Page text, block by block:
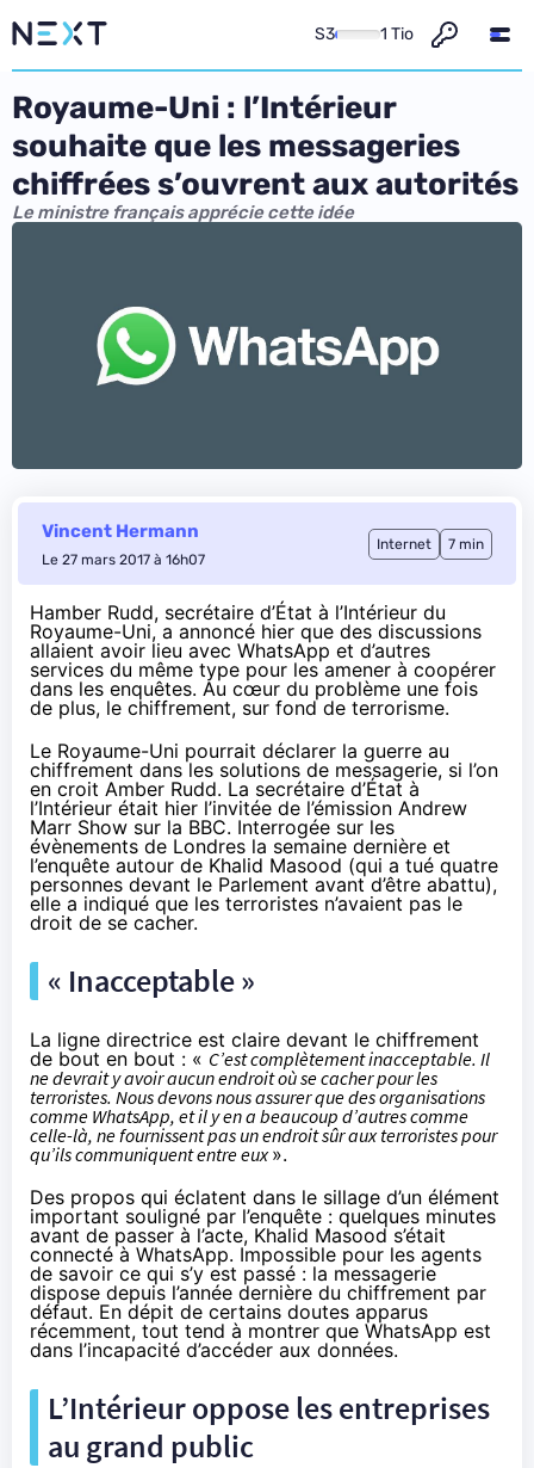
S3 1 Tio
Royaume-Uni : l’Intérieur
souhaite que les messageries
chiffrées s’ouvrent aux autorités
Le ministre français apprécie cette idée
Vincent Hermann
Le 27 mars 2017 à 16h07
Internet 7 min
Hamber Rudd, secrétaire d’État à l’Intérieur du
Royaume-Uni, a annoncé hier que des discussions
allaient avoir lieu avec WhatsApp et d’autres
services du même type pour les amener à coopérer
dans les enquêtes. Au cœur du problème une fois
de plus, le chiffrement, sur fond de terrorisme.
Le Royaume-Uni pourrait déclarer la guerre au
chiffrement dans les solutions de messagerie, si l’on
en croit Amber Rudd. La secrétaire d’État à
l’Intérieur était hier l’invitée de l’émission Andrew
Marr Show sur la BBC. Interrogée sur les
évènements de Londres la semaine dernière et
l’enquête autour de Khalid Masood (qui a tué quatre
personnes devant le Parlement avant d’être abattu),
elle a indiqué que les terroristes n’avaient pas le
droit de se cacher.
« Inacceptable »
La ligne directrice est claire devant le chiffrement
de bout en bout : « C’est complètement inacceptable. Il
ne devrait y avoir aucun endroit où se cacher pour les
terroristes. Nous devons nous assurer que des organisations
comme WhatsApp, et il y en a beaucoup d’autres comme
celle-là, ne fournissent pas un endroit sûr aux terroristes pour
qu’ils communiquent entre eux».
Des propos qui éclatent dans le sillage d’un élément
important souligné par l’enquête : quelques minutes
avant de passer à l’acte, Khalid Masood s’était
connecté à WhatsApp. Impossible pour les agents
de savoir ce qui s’y est passé : la messagerie
dispose depuis l’année dernière du chiffrement par
défaut. En dépit de certains doutes apparus
récemment, tout tend à montrer que WhatsApp est
dans l’incapacité d’accéder aux données.
L’Intérieur oppose les entreprises
au grand public